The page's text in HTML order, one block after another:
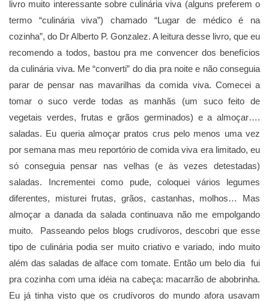
livro muito interessante sobre culinária viva (alguns preferem o
termo “culinária viva”) chamado “Lugar de médico é na
cozinha”, do Dr Alberto P. Gonzalez. A leitura desse livro, que eu
recomendo a todos, bastou pra me convencer dos benefícios
da culinária viva. Me “converti” do dia pra noite e não conseguia
parar de pensar nas mavarilhas da comida viva. Comecei a
tomar o suco verde todas as manhãs (um suco feito de
vegetais verdes, frutas e grãos germinados) e a almoçar….
saladas. Eu queria almoçar pratos crus pelo menos uma vez
por semana mas meu reportόrio de comida viva era limitado, eu
sό conseguia pensar nas velhas (e às vezes detestadas)
saladas. Incrementei como pude, coloquei vários legumes
diferentes, misturei frutas, grãos, castanhas, molhos… Mas
almoçar a danada da salada continuava não me empolgando
muito. Passeando pelos blogs crudívoros, descobri que esse
tipo de culinária podia ser muito criativo e variado, indo muito
além das saladas de alface com tomate. Então um belo dia fui
pra cozinha com uma idéia na cabeça: macarrão de abobrinha.
Eu já tinha visto que os crudívoros do mundo afora usavam